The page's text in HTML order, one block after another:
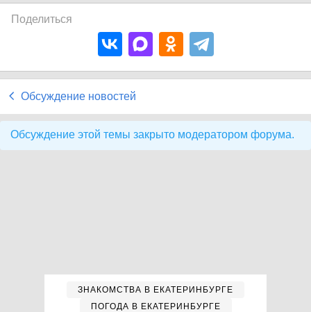
Поделиться
Обсуждение новостей
Обсуждение этой темы закрыто модератором форума.
ЗНАКОМСТВА В ЕКАТЕРИНБУРГЕ
ПОГОДА В ЕКАТЕРИНБУРГЕ